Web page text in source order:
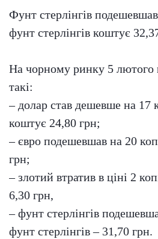
Фунт стерлінгів
фунт стерлінгів коштує
На чорному ринку 5 лютого
такі:
– долар став дешевше на 17
коштує 24,80 грн;
– євро подешевшав на 20
грн;
– злотий втратив в ціні 2
6,30 грн,
– фунт стерлінгів
фунт стерлінгів – 31,70 грн.